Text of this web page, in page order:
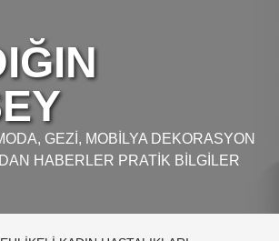
GEZI, MOBILYA DEKORASYON
HABERLER PRATIK BILGILER